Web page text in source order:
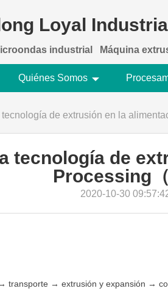
Loyal
industrial Máquina
Quiénes Somos
de extrusión en la alimentación
tecnología de
Processing（
2020-10-30
transporte → extrusión y expansión →